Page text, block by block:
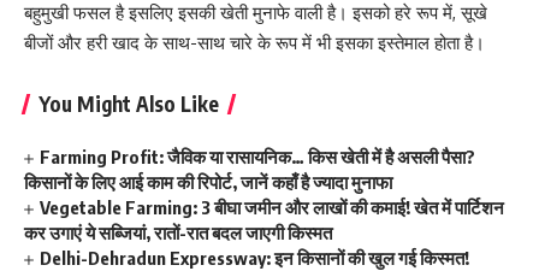
बहुमुखी फसल है इसलिए इसकी खेती मुनाफे वाली है। इसको हरे रूप में, सूखे
बीजों और हरी खाद के साथ-साथ चारे के रूप में भी इसका इस्तेमाल होता है।
You Might Also Like
Farming Profit: जैविक या रासायनिक… किस खेती में है असली पैसा?
किसानों के लिए आई काम की रिपोर्ट, जानें कहाँ है ज्यादा मुनाफा
Vegetable Farming: 3 बीघा जमीन और लाखों की कमाई! खेत में पार्टिशन
कर उगाएं ये सब्जियां, रातों-रात बदल जाएगी किस्मत
Delhi-Dehradun Expressway: इन किसानों की खुल गई किस्मत!